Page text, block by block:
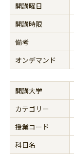
開講曜日
開講時限
備考
オンデマンド
開講大学
カテゴリー
授業コード
科目名